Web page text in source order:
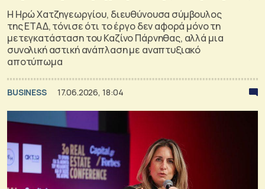
Η Ηρώ Χατζηγεωργίου, διευθύνουσα σύμβουλος
της ΕΤΑΔ, τόνισε ότι το έργο δεν αφορά μόνο τη
μετεγκατάσταση του Καζίνο Πάρνηθας, αλλά μια
συνολική αστική ανάπλαση με αναπτυξιακό
αποτύπωμα
BUSINESS 17.06.2026, 18:04